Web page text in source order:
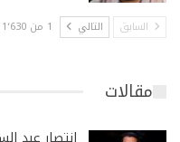
السابق التالي 1 من 1٬630
مقالات